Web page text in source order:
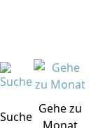
Suche
Gehe zu